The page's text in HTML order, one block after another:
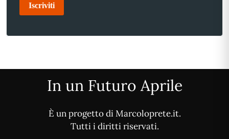
Iscriviti
In un Futuro Aprile
È un progetto di Marcoloprete.it.
Tutti i diritti riservati.